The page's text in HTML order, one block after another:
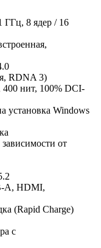
ГГц, 8 ядер / 16
RDNA 3)
нит, 100% DCI-
установка Windows
от
A, HDMI,
(Rapid Charge)
с